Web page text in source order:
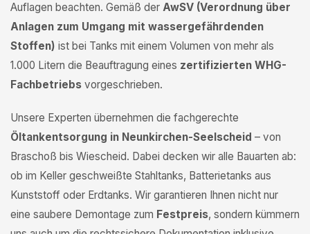
Auflagen beachten. Gemäß der AwSV (Verordnung über
Anlagen zum Umgang mit wassergefährdenden
Stoffen) ist bei Tanks mit einem Volumen von mehr als
1.000 Litern die Beauftragung eines zertifizierten WHG-
Fachbetriebs vorgeschrieben.
Unsere Experten übernehmen die fachgerechte
Öltankentsorgung in Neunkirchen-Seelscheid – von
Braschoß bis Wiescheid. Dabei decken wir alle Bauarten ab:
ob im Keller geschweißte Stahltanks, Batterietanks aus
Kunststoff oder Erdtanks. Wir garantieren Ihnen nicht nur
eine saubere Demontage zum Festpreis, sondern kümmern